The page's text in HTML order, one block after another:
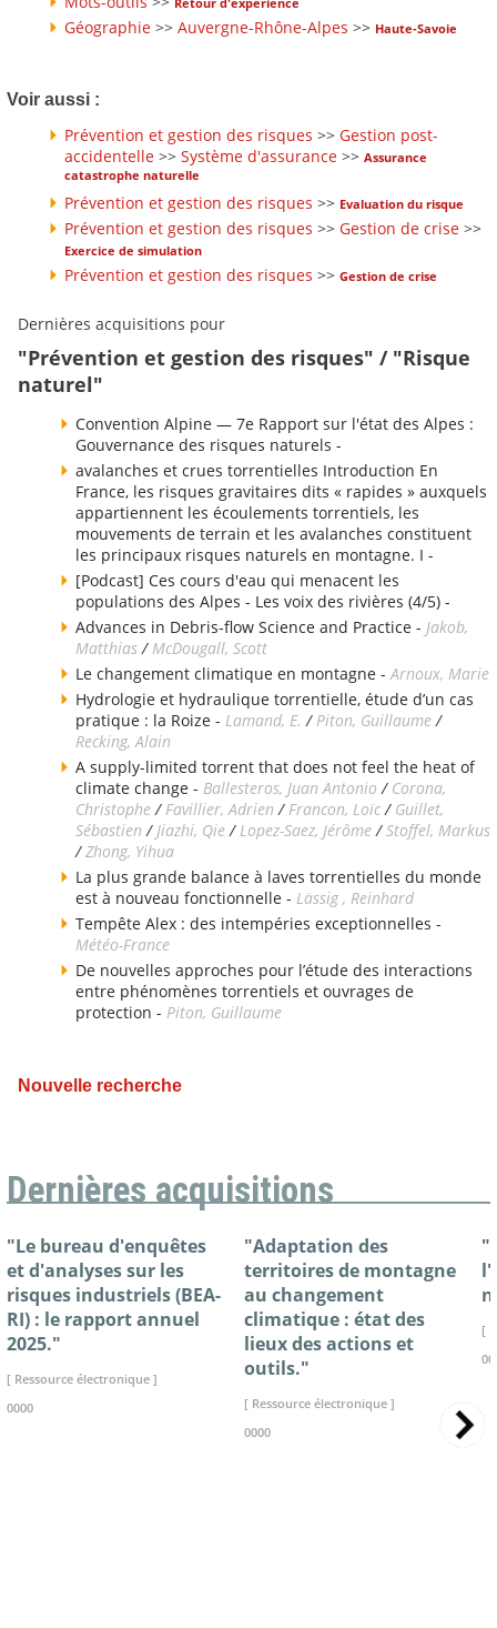
Géographie >> Auvergne-Rhône-Alpes >> Haute-Savoie
Voir aussi :
Prévention et gestion des risques >> Gestion post-
accidentelle >> Système d'assurance >> Assurance
catastrophe naturelle
Prévention et gestion des risques >> Evaluation du risque
Prévention et gestion des risques >> Gestion de crise >>
Exercice de simulation
Prévention et gestion des risques >> Gestion de crise
Dernières acquisitions pour
"Prévention et gestion des risques" / "Risque
naturel"
Convention Alpine — 7e Rapport sur l'état des Alpes :
Gouvernance des risques naturels -
avalanches et crues torrentielles Introduction En
France, les risques gravitaires dits « rapides » auxquels
appartiennent les écoulements torrentiels, les
mouvements de terrain et les avalanches constituent
les principaux risques naturels en montagne. I -
[Podcast] Ces cours d'eau qui menacent les
populations des Alpes - Les voix des rivières (4/5) -
Advances in Debris-flow Science and Practice - Jakob,
Matthias / McDougall, Scott
Le changement climatique en montagne - Arnoux, Marie
Hydrologie et hydraulique torrentielle, étude d’un cas
pratique : la Roize - Lamand, E. / Piton, Guillaume /
Recking, Alain
A supply-limited torrent that does not feel the heat of
climate change - Ballesteros, Juan Antonio / Corona,
Christophe / Favillier, Adrien / Francon, Loïc / Guillet,
Sébastien / Jiazhi, Qie / Lopez-Saez, Jérôme /Stoffel, Markus
/Zhong, Yihua
La plus grande balance à laves torrentielles du monde
est à nouveau fonctionnelle - Lässig , Reinhard
Tempête Alex : des intempéries exceptionnelles -
Météo-France
De nouvelles approches pour l’étude des interactions
entre phénomènes torrentiels et ouvrages de
protection - Piton, Guillaume
Nouvelle recherche
Dernières acquisitions
"Le bureau d'enquêtes
et d'analyses sur les
risques industriels (BEA-
RI) : le rapport annuel
2025."
[ Ressource électronique ]
0000
"Adaptation des
territoires de montagne
au changement
climatique : état des
lieux des actions et
outils."
[ Ressource électronique ]
0000
[